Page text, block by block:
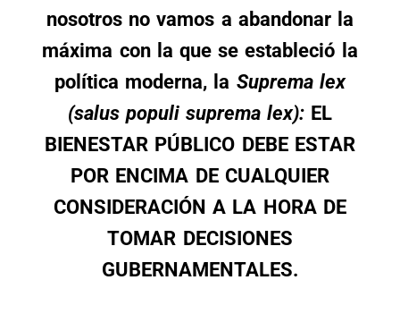
nosotros no vamos a abandonar la
máxima con la que se estableció la
política moderna, la Suprema lex
(salus populi suprema lex): EL
BIENESTAR PÚBLICO DEBE ESTAR
POR ENCIMA DE CUALQUIER
CONSIDERACIÓN A LA HORA DE
TOMAR DECISIONES
GUBERNAMENTALES.